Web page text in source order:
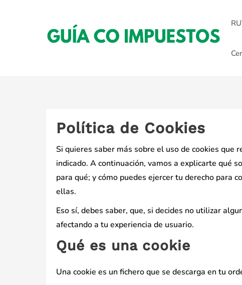
Política de Cookies
Si quieres saber más sobre el uso de cookies que
indicado. A continuación, vamos a explicarte qué
para qué; y cómo puedes ejercer tu derecho para
ellas.
Eso sí, debes saber, que, si decides no utilizar
afectando a tu experiencia de usuario.
Qué es una cookie
Una cookie es un fichero que se descarga en tu